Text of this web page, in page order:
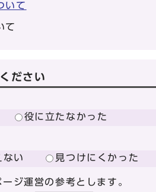
いて
て
ださい
役に立たなかった
ない 見つけにくかった
ジ運営の参考とします。